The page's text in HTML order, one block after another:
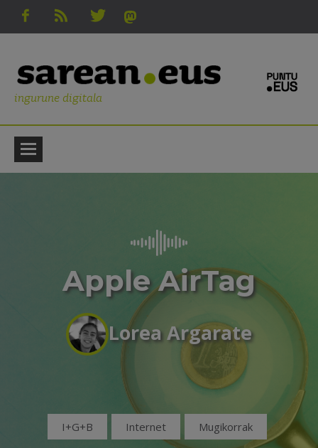
ingurune digitala
Apple AirTag
Lorea Argarate
I+G+B Internet Mugikorrak